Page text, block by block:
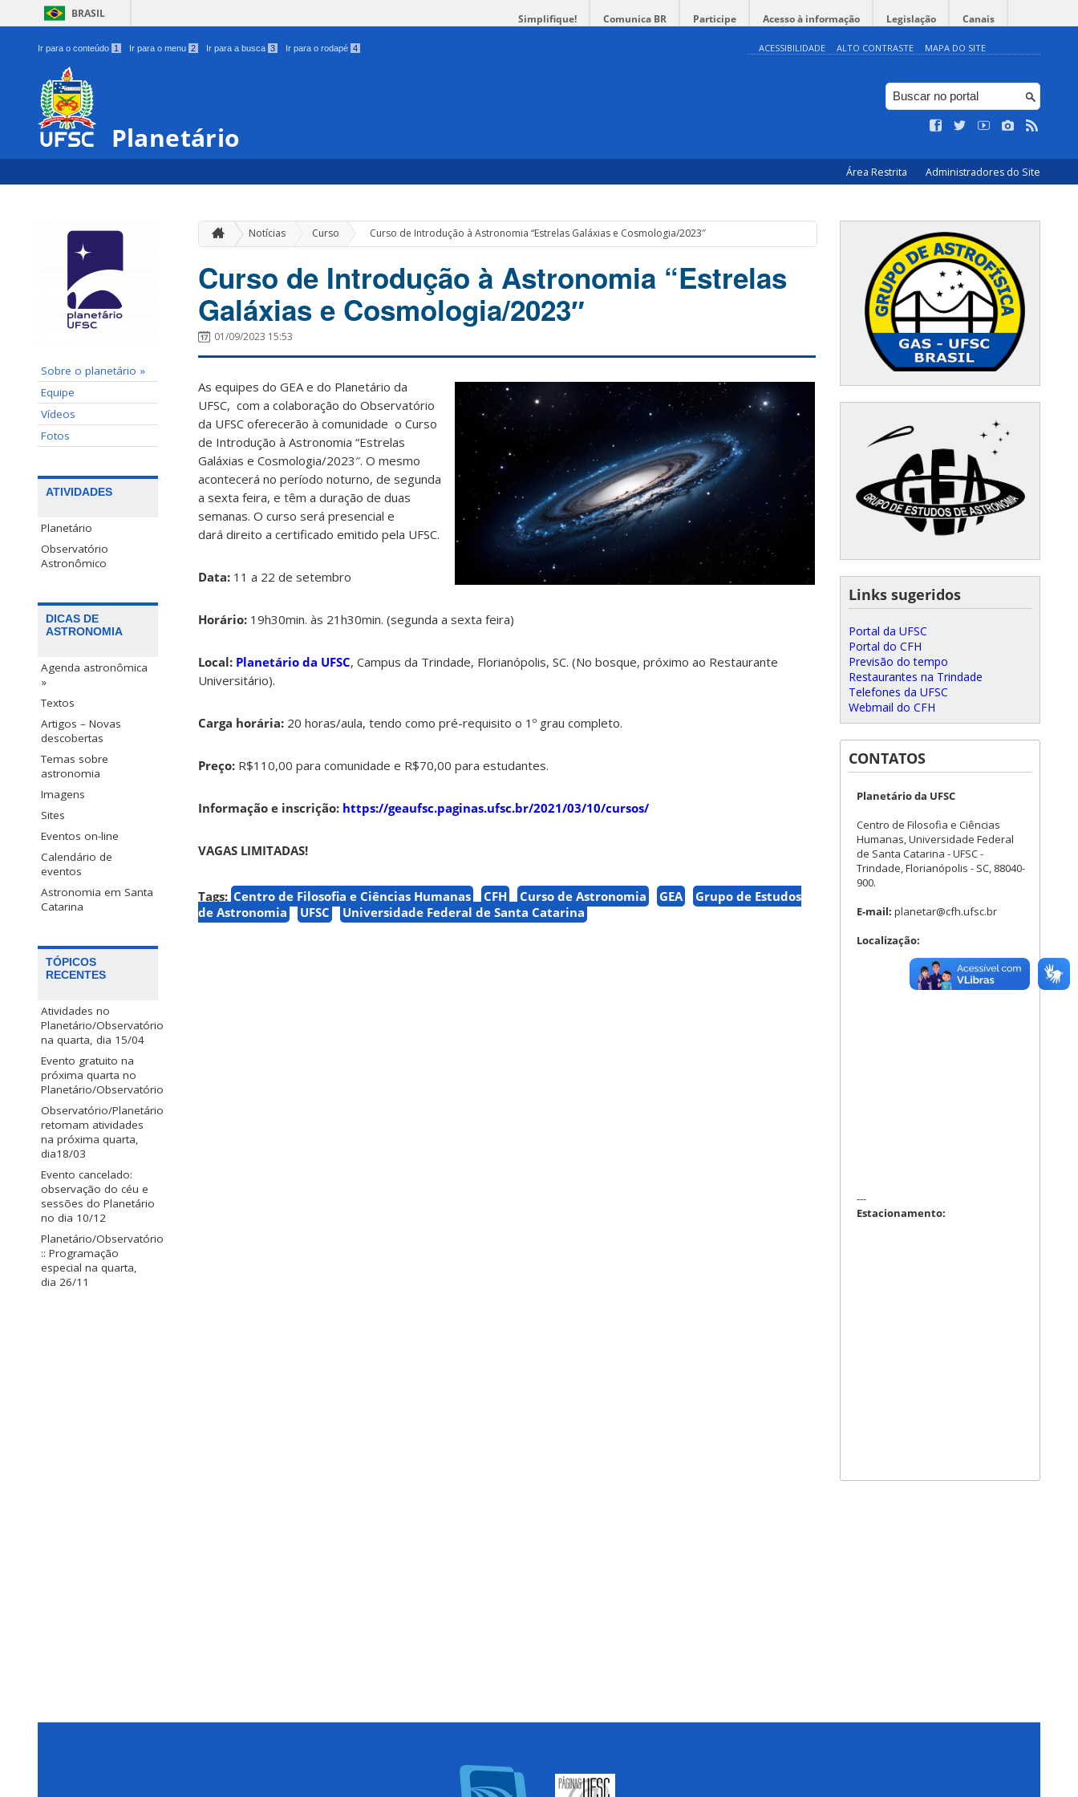
BRASIL Simplifique! Comunica BR Participe Acesso à informação Legislação Canais
Ir para o conteúdo 1 Ir para o menu 2 Ir para a busca 3 Ir para o rodapé 4 ACESSIBILIDADE ALTO CONTRASTE MAPA DO SITE
Planetário
Área Restrita Administradores do Site
Sobre o planetário »
Equipe
Vídeos
Fotos
ATIVIDADES
Planetário
Observatório
Astronômico
DICAS DE
ASTRONOMIA
Agenda astronômica
»
Textos
Artigos – Novas
descobertas
Temas sobre
astronomia
Imagens
Sites
Eventos on-line
Calendário de
eventos
Astronomia em Santa
Catarina
TÓPICOS
RECENTES
Atividades no
Planetário/Observatório
na quarta, dia 15/04
Evento gratuito na
próxima quarta no
Planetário/Observatório
Observatório/Planetário
retomam atividades
na próxima quarta,
dia18/03
Evento cancelado:
observação do céu e
sessões do Planetário
no dia 10/12
Planetário/Observatório
:: Programação
especial na quarta,
dia 26/11
Notícias Curso » Curso de Introdução à Astronomia “Estrelas Galáxias e Cosmologia/2023″
Curso de Introdução à Astronomia “Estrelas
Galáxias e Cosmologia/2023″
01/09/2023 15:53
As equipes do GEA e do Planetário da
UFSC, com a colaboração do Observatório
da UFSC oferecerão à comunidade o Curso
de Introdução à Astronomia “Estrelas
Galáxias e Cosmologia/2023″. O mesmo
acontecerá no período noturno, de segunda
a sexta feira, e têm a duração de duas
semanas. O curso será presencial e
dará direito a certificado emitido pela UFSC.
Data: 11 a 22 de setembro
Horário: 19h30min. às 21h30min. (segunda a sexta feira)
Local: Planetário da UFSC, Campus da Trindade, Florianópolis, SC. (No bosque, próximo ao Restaurante
Universitário).
Carga horária: 20 horas/aula, tendo como pré-requisito o 1º grau completo.
Preço: R$110,00 para comunidade e R$70,00 para estudantes.
Informação e inscrição: https://geaufsc.paginas.ufsc.br/2021/03/10/cursos/
VAGAS LIMITADAS!
Tags: Centro de Filosofia e Ciências Humanas CFH Curso de Astronomia GEA
Grupo de Estudos
de Astronomia
UFSC Universidade Federal de Santa Catarina
Links sugeridos
Portal da UFSC
Portal do CFH
Previsão do tempo
Restaurantes na Trindade
Telefones da UFSC
Webmail do CFH
CONTATOS
Planetário da UFSC
Centro de Filosofia e Ciências
Humanas, Universidade Federal
de Santa Catarina - UFSC -
Trindade, Florianópolis - SC, 88040-
900.
E-mail: planetar@cfh.ufsc.br
Localização:
---
Estacionamento: